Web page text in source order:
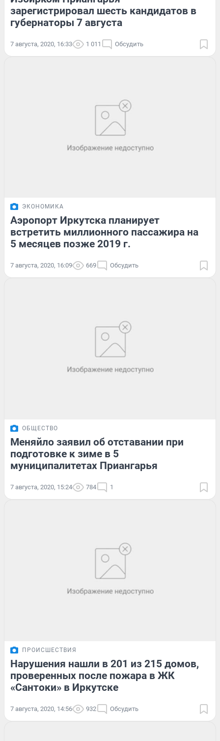
зарегистрировал шесть кандидатов в
губернаторы 7 августа
7 августа, 2020, 16:33 1 011 Обсудить
ЭКОНОМИКА
Аэропорт Иркутска планирует
встретить миллионного пассажира на
5 месяцев позже 2019 г.
7 августа, 2020, 16:09 669 Обсудить
ОБЩЕСТВО
Меняйло заявил об отставании при
подготовке к зиме в 5
муниципалитетах Приангарья
7 августа, 2020, 15:24 784 1
ПРОИСШЕСТВИЯ
Нарушения нашли в 201 из 215 домов,
проверенных после пожара в ЖК
«Сантоки» в Иркутске
7 августа, 2020, 14:56 932 Обсудить